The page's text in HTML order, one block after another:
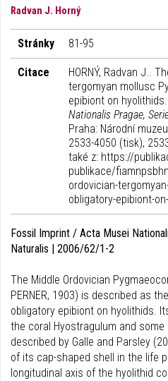
Radvan J. Horný
Stránky 81-95
Citace
HORNÝ, Radvan J..
tergomyan mollusc
epibiont on hyolithids.
Nationalis Pragae,
Praha: Národní
2533-4050 (tisk),
také z: https://
publikace/
ordovician-
obligatory-epibiont-
Fossil Imprint / Acta Musei
Naturalis | 2006/62/1-2
The Middle Ordovician
PERNER, 1903) is described as
obligatory epibiont on hyolithids.
the coral Hyostragulum and
described by Galle and Parsley
of its cap-shaped shell in the life
longitudinal axis of the hyolithid